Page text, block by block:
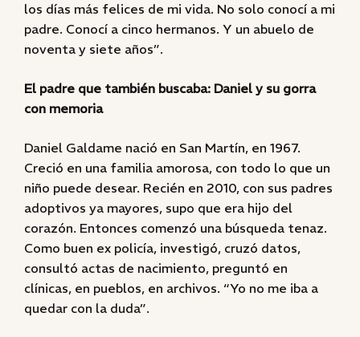
los días más felices de mi vida. No solo conocí a mi
padre. Conocí a cinco hermanos. Y un abuelo de
noventa y siete años”.
El padre que también buscaba: Daniel y su gorra
con memoria
Daniel Galdame nació en San Martín, en 1967.
Creció en una familia amorosa, con todo lo que un
niño puede desear. Recién en 2010, con sus padres
adoptivos ya mayores, supo que era hijo del
corazón. Entonces comenzó una búsqueda tenaz.
Como buen ex policía, investigó, cruzó datos,
consultó actas de nacimiento, preguntó en
clínicas, en pueblos, en archivos. “Yo no me iba a
quedar con la duda”.